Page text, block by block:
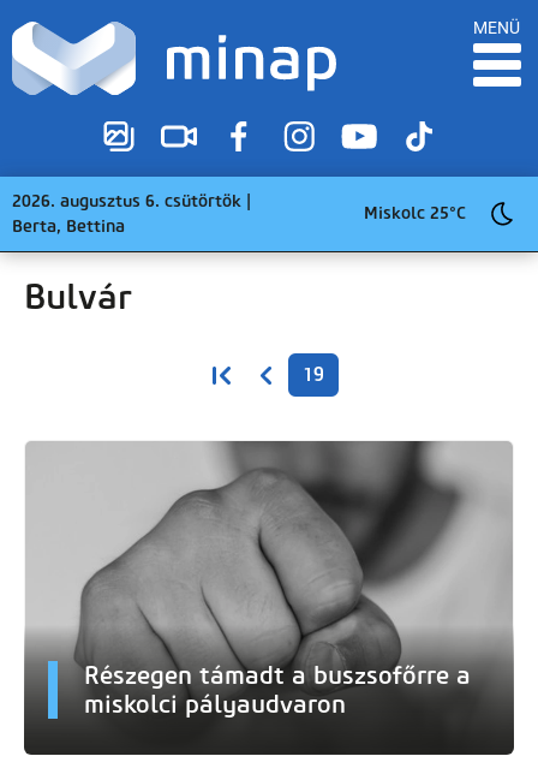
MENÜ
2026. augusztus 6. csütörtök |
Berta, Bettina
Miskolc 25°C
Bulvár
Első oldalElőző oldal
19
Részegen támadt a buszsofőrre a
miskolci pályaudvaron